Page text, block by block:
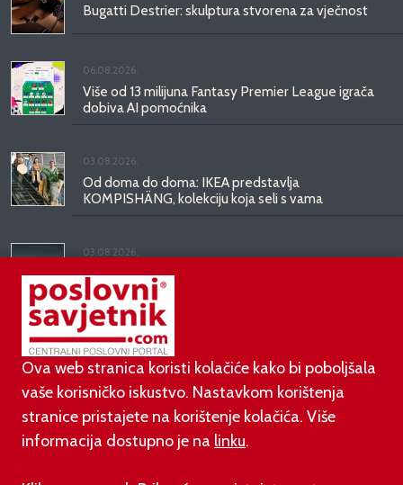
Bugatti Destrier: skulptura stvorena za vječnost
06.08.2026.
Više od 13 milijuna Fantasy Premier League igrača
dobiva AI pomoćnika
03.08.2026.
Od doma do doma: IKEA predstavlja
KOMPISHÄNG, kolekciju koja seli s vama
03.08.2026.
Kineski BYD predstavio luksuznu limuzinu veću od
Mercedesove S-klase, obećava domet do 1.000
kilometara
Ova web stranica koristi kolačiće kako bi poboljšala
vaše korisničko iskustvo. Nastavkom korištenja
stranice pristajete na korištenje kolačića. Više
informacija dostupno je na linku.